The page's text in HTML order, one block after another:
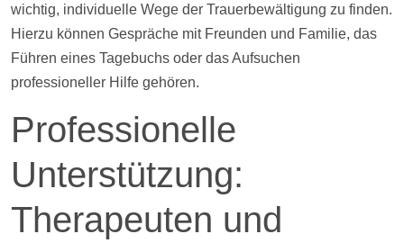
wichtig, individuelle Wege der Trauerbewältigung zu finden.
Hierzu können Gespräche mit Freunden und Familie, das
Führen eines Tagebuchs oder das Aufsuchen
professioneller Hilfe gehören.
Professionelle
Unterstützung:
Therapeuten und